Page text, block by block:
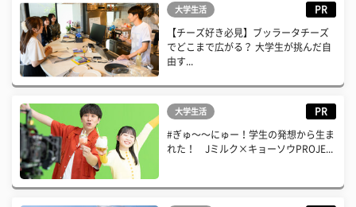
大学生活 PR
【チーズ好き必見】ブッラータチーズ
でどこまで広がる？ 大学生が挑んだ自
由す...
大学生活 PR
#ぎゅ〜〜にゅー！学生の発想から生ま
れた！ Jミルク×キョーソウPROJE...